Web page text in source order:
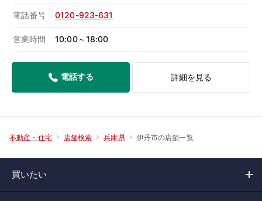
電話番号 0120-923-631
営業時間 10:00～18:00
電話する 詳細を見る
不動産・住宅 店舗検索 兵庫県 伊丹市の店舗一覧
買いたい